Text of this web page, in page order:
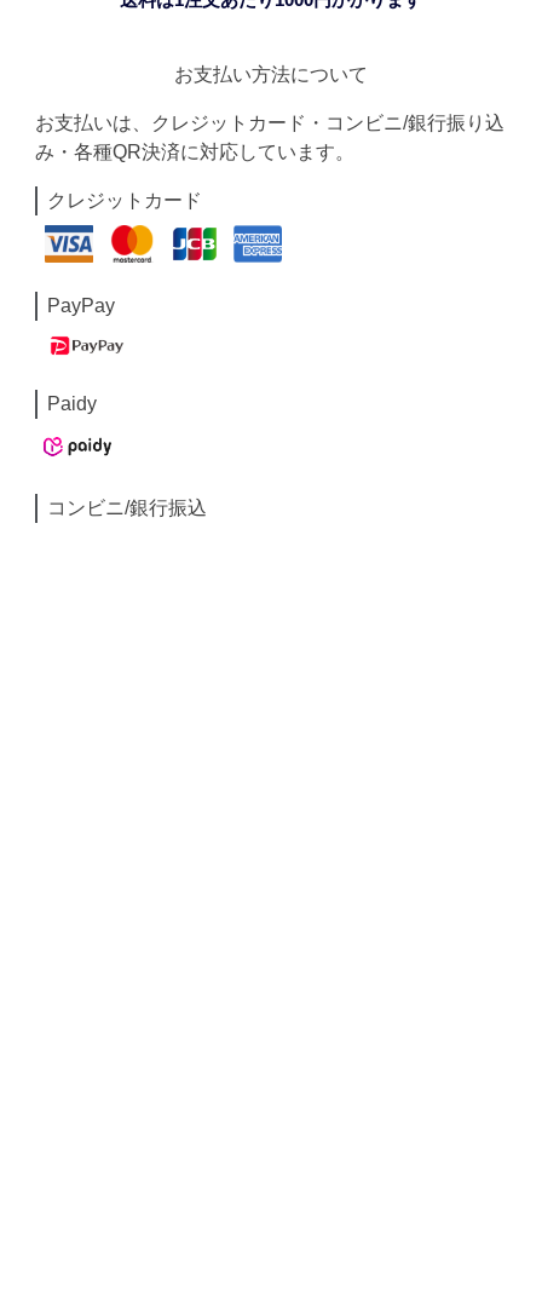
お支払い方法について
お支払いは、クレジットカード・コンビニ/銀行振り込
み・各種QR決済に対応しています。
クレジットカード
PayPay
Paidy
コンビニ/銀行振込